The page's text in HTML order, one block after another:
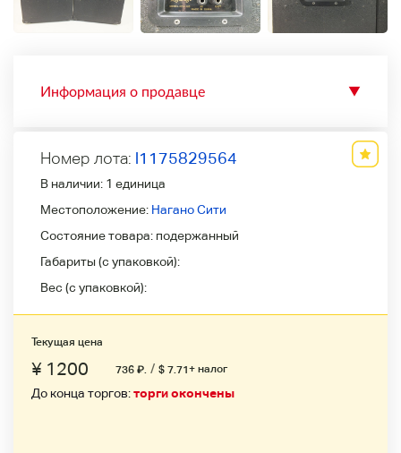
Информация о продавце ▼
Номер лота: l1175829564
В наличии: 1 единица
Местоположение: Нагано Сити
Состояние товара: подержанный
Габариты (с упаковкой):
Вес (с упаковкой):
Текущая цена
¥ 1200 736 ₽. / $ 7.71+ налог
До конца торгов:торги окончены